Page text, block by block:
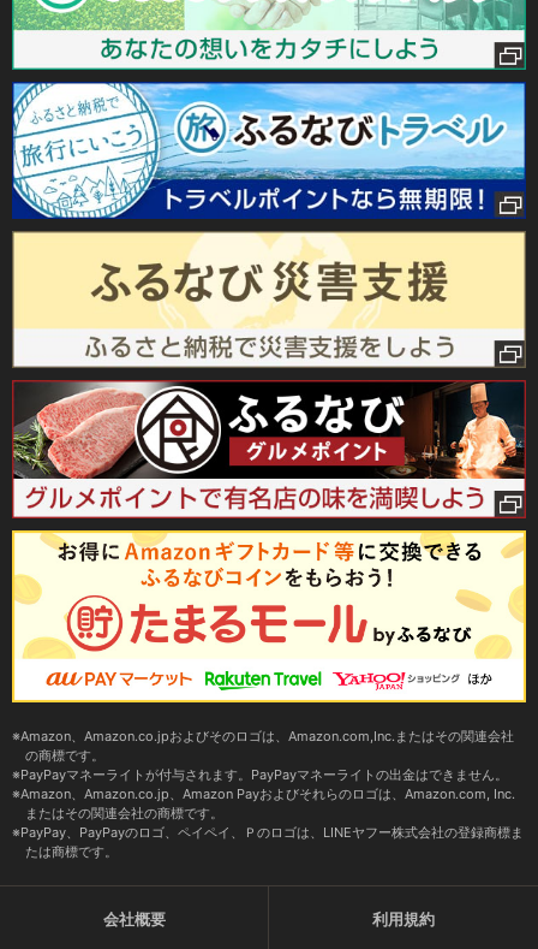
Amazon、Amazon.co.jpおよびそのロゴは、Amazon.com,Inc.またはその関連会社
の商標です。
PayPayマネーライトが付与されます。PayPayマネーライトの出金はできません。
Amazon、Amazon.co.jp、Amazon Payおよびそれらのロゴは、Amazon.com, Inc.
またはその関連会社の商標です。
PayPay、PayPayのロゴ、ペイペイ、Ｐのロゴは、LINEヤフー株式会社の登録商標ま
たは商標です。
会社概要 利用規約